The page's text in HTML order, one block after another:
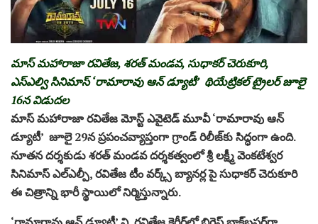
మాస్ మహారాజా రవితేజ, శరత్ మండవ, సుధాకర్ చెరుకూరి,
ఎస్ఎల్వి సినిమాస్ ‘రామారావు ఆన్ డ్యూటీ’ థియేట్రికల్ ట్రైలర్ జూలై
16న విడుదల
మాస్ మహారాజా రవితేజ మోస్ట్ ఎవైటెడ్ మూవీ ‘రామారావు ఆన్
డ్యూటీ’ జూలై 29న ప్రపంచవ్యాప్తంగా గ్రాండ్ రిలీజ్‌కు సిద్ధంగా ఉంది.
నూతన దర్శకుడు శరత్ మండవ దర్శకత్వంలో శ్రీ లక్ష్మీ వెంకటేశ్వర
సినిమాస్ ఎల్ఎల్పీ, రవితేజ టీం వర్క్స్ బ్యానర్ల పై సుధాకర్ చెరుకూరి
ఈ చిత్రాన్ని భారీ స్థాయిలో నిర్మిస్తున్నారు.